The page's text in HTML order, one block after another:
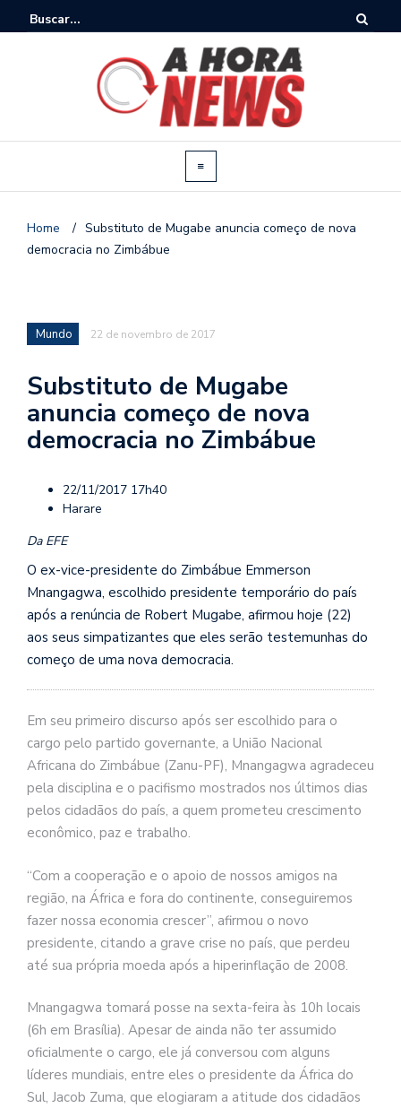
Home / Substituto de Mugabe anuncia começo de nova
democracia no Zimbábue
Mundo 22 de novembro de 2017
Substituto de Mugabe
anuncia começo de nova
democracia no Zimbábue
22/11/2017 17h40
Harare
Da EFE
O ex-vice-presidente do Zimbábue Emmerson
Mnangagwa, escolhido presidente temporário do país
após a renúncia de Robert Mugabe, afirmou hoje (22)
aos seus simpatizantes que eles serão testemunhas do
começo de uma nova democracia.
Em seu primeiro discurso após ser escolhido para o
cargo pelo partido governante, a União Nacional
Africana do Zimbábue (Zanu-PF), Mnangagwa agradeceu
pela disciplina e o pacifismo mostrados nos últimos dias
pelos cidadãos do país, a quem prometeu crescimento
econômico, paz e trabalho.
“Com a cooperação e o apoio de nossos amigos na
região, na África e fora do continente, conseguiremos
fazer nossa economia crescer”, afirmou o novo
presidente, citando a grave crise no país, que perdeu
até sua própria moeda após a hiperinflação de 2008.
Mnangagwa tomará posse na sexta-feira às 10h locais
(6h em Brasília). Apesar de ainda não ter assumido
oficialmente o cargo, ele já conversou com alguns
líderes mundiais, entre eles o presidente da África do
Sul, Jacob Zuma, que elogiaram a atitude dos cidadãos